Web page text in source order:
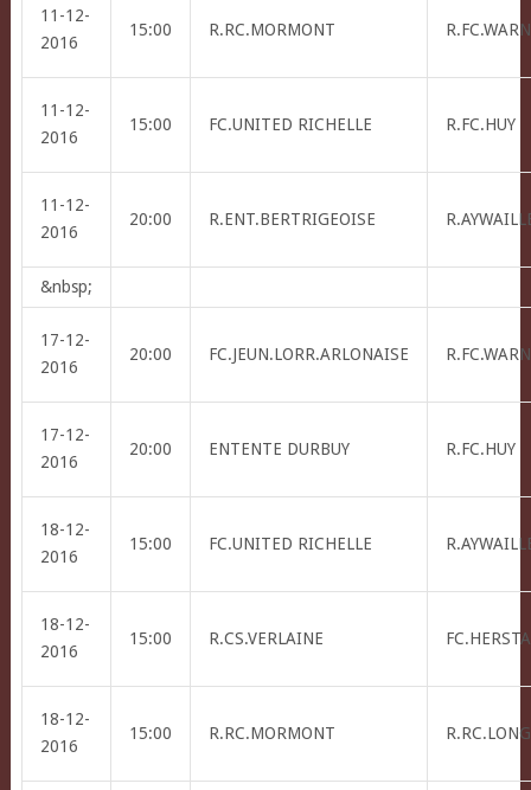
11-12-
2016
15:00 R.RC.MORMONT
11-12-
2016
15:00 FC.UNITED RICHELLE R.FC.HUY
11-12-
2016
20:00 R.ENT.BERTRIGEOISE
&nbsp;
17-12-
2016
20:00 FC.JEUN.LORR.ARLONAISE
17-12-
2016
20:00 ENTENTE DURBUY R.FC.HUY
18-12-
2016
15:00 FC.UNITED RICHELLE
18-12-
2016
15:00 R.CS.VERLAINE
18-12-
2016
15:00 R.RC.MORMONT